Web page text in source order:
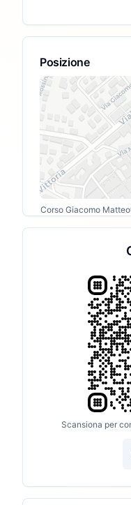
Posizione
Corso Giacomo
Scansiona per